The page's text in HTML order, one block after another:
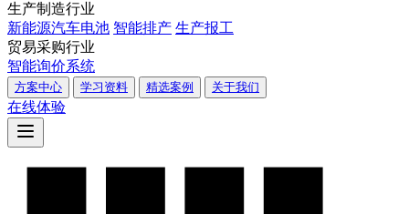
生产制造行业
新能源汽车电池 智能排产 生产报工
贸易采购行业
智能询价系统
方案中心 学习资料 精选案例 关于我们
在线体验